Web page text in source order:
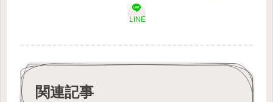
LINE
関連記事